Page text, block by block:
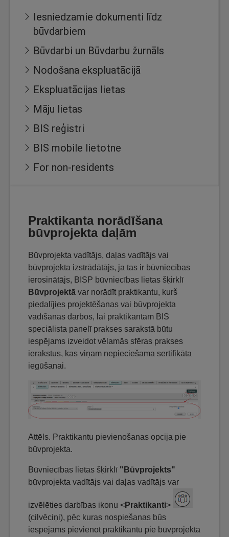
Iesniedzamie dokumenti līdz
būvdarbiem
Būvdarbi un Būvdarbu žurnāls
Nodošana ekspluatācijā
Ekspluatācijas lietas
Māju lietas
BIS reģistri
BIS mobile lietotne
For non-residents
Praktikanta norādīšana
būvprojekta daļām
Būvprojekta vadītājs, daļas vadītājs vai
būvprojekta izstrādātājs, ja tas ir būvniecības
ierosinātājs, BISP būvniecības lietas šķirklī
Būvprojektā var norādīt praktikantu, kurš
piedalījies projektēšanas vai būvprojekta
vadīšanas darbos, lai praktikantam BIS
speciālista panelī prakses sarakstā būtu
iespējams izveidot vēlamās sfēras prakses
ierakstus, kas viņam nepieciešama sertifikāta
iegūšanai.
Attēls. Praktikantu pievienošanas opcija pie
būvprojekta.
Būvniecības lietas šķirklī "Būvprojekts"
būvprojekta vadītājs vai daļas vadītājs var
izvēlēties darbības ikonu <Praktikanti>
(cilvēciņi), pēc kuras nospiešanas būs
iespējams pievienot praktikantu pie būvprojekta